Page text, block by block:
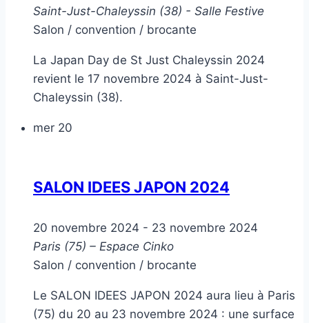
Saint-Just-Chaleyssin (38) - Salle Festive
Salon / convention / brocante
La Japan Day de St Just Chaleyssin 2024
revient le 17 novembre 2024 à Saint-Just-
Chaleyssin (38).
mer 20
SALON IDEES JAPON 2024
20 novembre 2024 - 23 novembre 2024
Paris (75) – Espace Cinko
Salon / convention / brocante
Le SALON IDEES JAPON 2024 aura lieu à Paris
(75) du 20 au 23 novembre 2024 : une surface